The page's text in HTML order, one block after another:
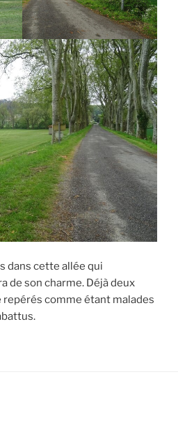
dans cette allée qui
de son charme. Déjà deux
comme étant malades